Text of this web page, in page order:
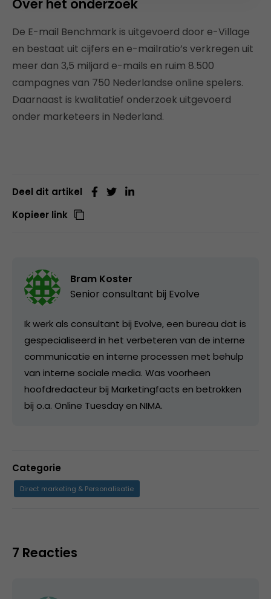
Over het onderzoek
De E-mail Benchmark is uitgevoerd door e-Village
en bestaat uit cijfers en e-mailratio’s verkregen uit
meer dan 3,5 miljard e-mails en ruim 8.500
campagnes van 750 Nederlandse online spelers.
Daarnaast is kwalitatief onderzoek uitgevoerd
onder marketeers in Nederland.
Deel dit artikel
Kopieer link
Bram Koster
Senior consultant bij Evolve
Ik werk als consultant bij Evolve, een bureau dat is
gespecialiseerd in het verbeteren van de interne
communicatie en interne processen met behulp
van interne sociale media. Was voorheen
hoofdredacteur bij Marketingfacts en betrokken
bij o.a. Online Tuesday en NIMA.
Categorie
Direct marketing & Personalisatie
7 Reacties